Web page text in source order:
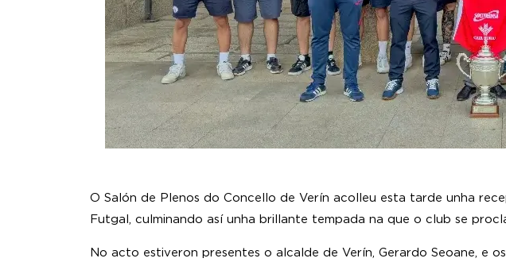
O Salón de Plenos do Concello de Verín acolleu esta tarde unha
Futgal, culminando así unha brillante tempada na que o club se
No acto estiveron presentes o alcalde de Verín, Gerardo Seoane, e